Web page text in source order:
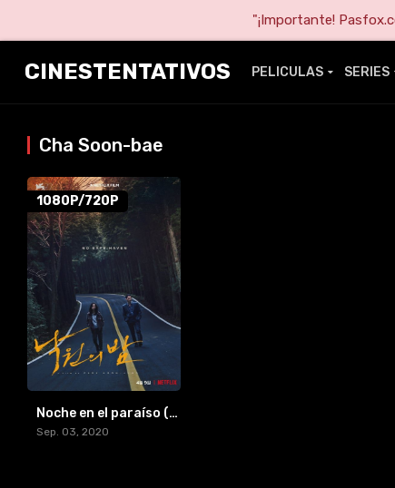
"¡Importante!
CINESTENTATIVOS PELICULAS SERIES
Cha Soon-bae
1080P/720P
Noche en el paraíso (2020) [BR-RIP] [HD-1080p]
Sep. 03, 2020